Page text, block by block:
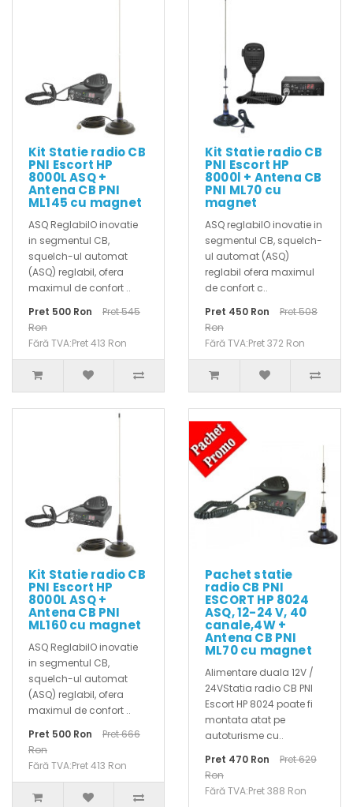
Kit Statie radio CB
PNI Escort HP
8000L ASQ +
Antena CB PNI
ML145 cu magnet
ASQ ReglabilO inovatie
in segmentul CB,
squelch-ul automat
(ASQ) reglabil, ofera
maximul de confort ..
Pret 500 Ron
Pret 545
Ron
Fără TVA:Pret 413 Ron
Kit Statie radio CB
PNI Escort HP
8000l + Antena CB
PNI ML70 cu
magnet
ASQ reglabilO inovatie in
segmentul CB, squelch-
ul automat (ASQ)
reglabil ofera maximul
de confort c..
Pret 450 Ron
Pret 508
Ron
Fără TVA:Pret 372 Ron
Kit Statie radio CB
PNI Escort HP
8000L ASQ +
Antena CB PNI
ML160 cu magnet
ASQ ReglabilO inovatie
in segmentul CB,
squelch-ul automat
(ASQ) reglabil, ofera
maximul de confort ..
Pret 500 Ron
Pret 666
Ron
Fără TVA:Pret 413 Ron
Pachet statie
radio CB PNI
ESCORT HP 8024
ASQ, 12-24 V, 40
canale,4W +
Antena CB PNI
ML70 cu magnet
Alimentare duala 12V /
24VStatia radio CB PNI
Escort HP 8024 poate fi
montata atat pe
autoturisme cu..
Pret 470 Ron
Pret 629
Ron
Fără TVA:Pret 388 Ron